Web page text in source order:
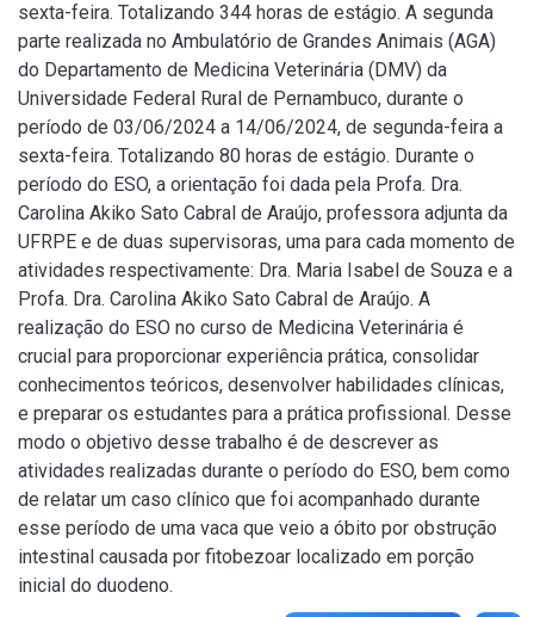
sexta-feira. Totalizando 344 horas de estágio. A segunda
parte realizada no Ambulatório de Grandes Animais (AGA)
do Departamento de Medicina Veterinária (DMV) da
Universidade Federal Rural de Pernambuco, durante o
período de 03/06/2024 a 14/06/2024, de segunda-feira a
sexta-feira. Totalizando 80 horas de estágio. Durante o
período do ESO, a orientação foi dada pela Profa. Dra.
Carolina Akiko Sato Cabral de Araújo, professora adjunta da
UFRPE e de duas supervisoras, uma para cada momento de
atividades respectivamente: Dra. Maria Isabel de Souza e a
Profa. Dra. Carolina Akiko Sato Cabral de Araújo. A
realização do ESO no curso de Medicina Veterinária é
crucial para proporcionar experiência prática, consolidar
conhecimentos teóricos, desenvolver habilidades clínicas,
e preparar os estudantes para a prática profissional. Desse
modo o objetivo desse trabalho é de descrever as
atividades realizadas durante o período do ESO, bem como
de relatar um caso clínico que foi acompanhado durante
esse período de uma vaca que veio a óbito por obstrução
intestinal causada por fitobezoar localizado em porção
inicial do duodeno.